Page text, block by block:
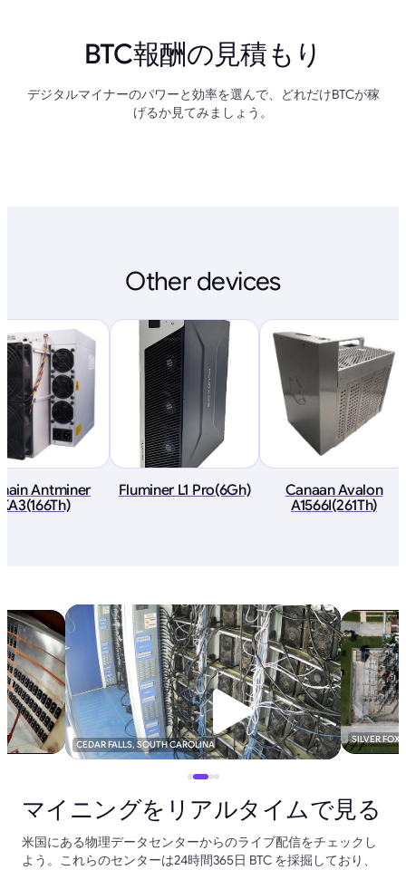
BTC報酬の見積もり
デジタルマイナーのパワーと効率を選んで、どれだけBTCが稼
げるか見てみましょう。
Other devices
Antminer
KA3(166Th)
Fluminer L1 Pro(6Gh)
Canaan Avalon
A1566I(261Th)
CEDAR FALLS, SOUTH CAROLINA SILVER FOX
マイニングをリアルタイムで見る
米国にある物理データセンターからのライブ配信をチェックし
よう。これらのセンターは24時間365日 BTC を採掘しており、